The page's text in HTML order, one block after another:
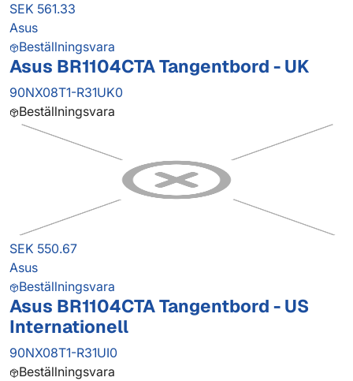
SEK 561.33
Asus
Beställningsvara
Asus BR1104CTA Tangentbord - UK
90NX08T1-R31UK0
Beställningsvara
SEK 550.67
Asus
Beställningsvara
Asus BR1104CTA Tangentbord - US
Internationell
90NX08T1-R31UI0
Beställningsvara